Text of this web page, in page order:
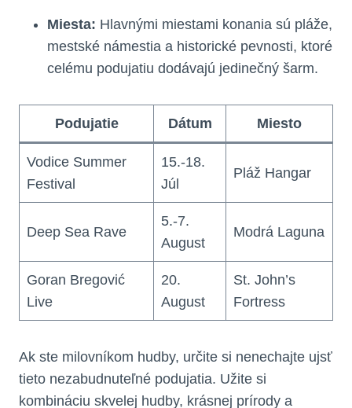
Miesta: Hlavnými miestami konania sú pláže,
mestské námestia a historické pevnosti, ktoré
celému podujatiu dodávajú jedinečný šarm.
Podujatie Dátum Miesto
Vodice Summer
Festival
15.-18.
Júl
Pláž Hangar
Deep Sea Rave
5.-7.
August
Modrá Laguna
Goran Bregović
Live
20.
August
St. John’s
Fortress
Ak ste milovníkom hudby, určite si nenechajte ujsť
tieto nezabudnuteľné podujatia. Užite si
kombináciu skvelej hudby, krásnej prírody a